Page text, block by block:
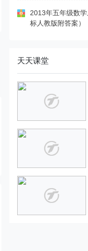
2013年五年级数
标人教版附答案）
天天课堂